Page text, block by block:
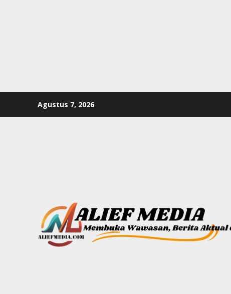
Agustus 7, 2026